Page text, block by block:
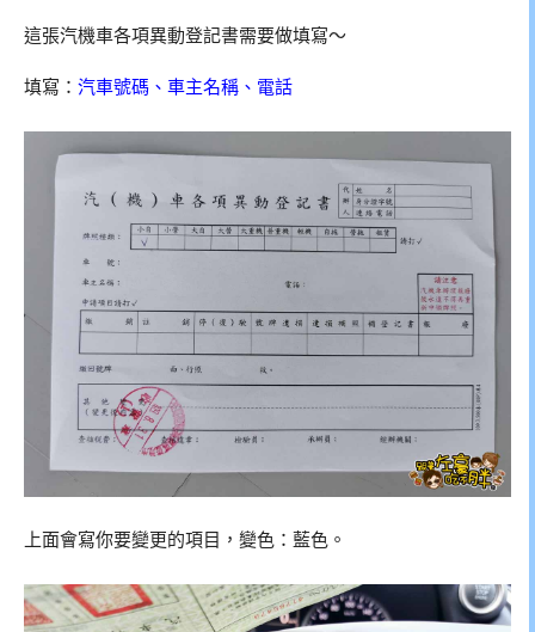
這張汽機車各項異動登記書需要做填寫～
填寫： 汽車號碼、車主名稱、電話
上面會寫你要變更的項目，變色：藍色。